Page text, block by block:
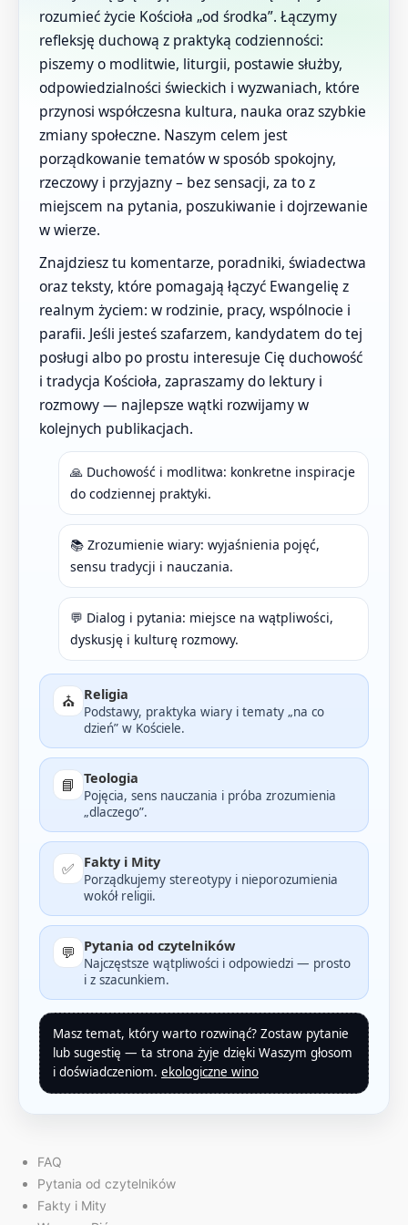
rozumieć życie Kościoła „od środka”. Łączymy
refleksję duchową z praktyką codzienności:
piszemy o modlitwie, liturgii, postawie służby,
odpowiedzialności świeckich i wyzwaniach, które
przynosi współczesna kultura, nauka oraz szybkie
zmiany społeczne. Naszym celem jest
porządkowanie tematów w sposób spokojny,
rzeczowy i przyjazny – bez sensacji, za to z
miejscem na pytania, poszukiwanie i dojrzewanie
w wierze.
Znajdziesz tu komentarze, poradniki, świadectwa
oraz teksty, które pomagają łączyć Ewangelię z
realnym życiem: w rodzinie, pracy, wspólnocie i
parafii. Jeśli jesteś szafarzem, kandydatem do tej
posługi albo po prostu interesuje Cię duchowość
i tradycja Kościoła, zapraszamy do lektury i
rozmowy — najlepsze wątki rozwijamy w
kolejnych publikacjach.
🙏 Duchowość i modlitwa: konkretne inspiracje
do codziennej praktyki.
📚 Zrozumienie wiary: wyjaśnienia pojęć,
sensu tradycji i nauczania.
💬 Dialog i pytania: miejsce na wątpliwości,
dyskusję i kulturę rozmowy.
⛪ Religia
Podstawy, praktyka wiary i tematy „na co
dzień” w Kościele.
📘 Teologia
Pojęcia, sens nauczania i próba zrozumienia
„dlaczego”.
✅ Fakty i Mity
Porządkujemy stereotypy i nieporozumienia
wokół religii.
💬 Pytania od czytelników
Najczęstsze wątpliwości i odpowiedzi — prosto
i z szacunkiem.
Masz temat, który warto rozwinąć? Zostaw pytanie
lub sugestię — ta strona żyje dzięki Waszym głosom
i doświadczeniom. ekologiczne wino
FAQ
Pytania od czytelników
Fakty i Mity